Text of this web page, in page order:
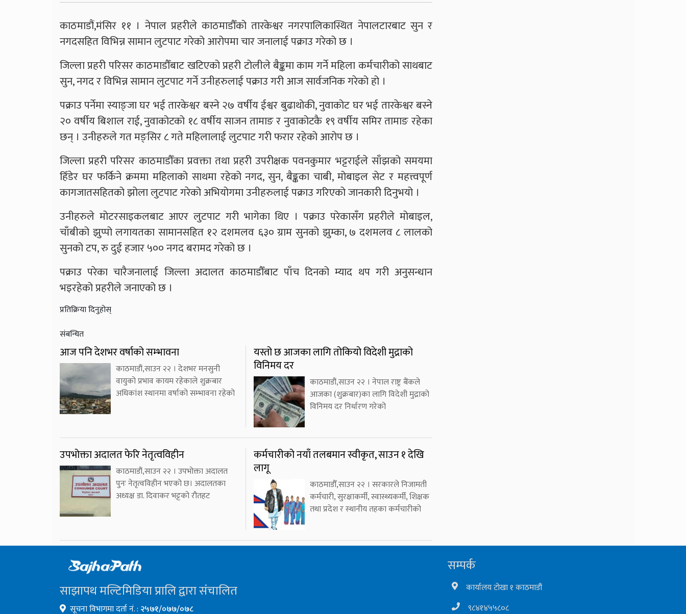
काठमाडौं,मंसिर ११ । नेपाल प्रहरीले काठमाडौँको तारकेश्वर नगरपालिकास्थित नेपालटारबाट सुन र
नगदसहित विभिन्न सामान लुटपाट गरेको आरोपमा चार जनालाई पक्राउ गरेको छ ।
जिल्ला प्रहरी परिसर काठमाडौँबाट खटिएको प्रहरी टोलीले बैङ्कमा काम गर्ने महिला कर्मचारीको साथबाट
सुन, नगद र विभिन्न सामान लुटपाट गर्ने उनीहरुलाई पक्राउ गरी आज सार्वजनिक गरेको हो ।
पक्राउ पर्नेमा स्याङ्जा घर भई तारकेश्वर बस्ने २७ वर्षीय ईश्वर बुढाथोकी, नुवाकोट घर भई तारकेश्वर बस्ने
२० वर्षीय बिशाल राई, नुवाकोटको १८ वर्षीय साजन तामाङ र नुवाकोटकै १९ वर्षीय समिर तामाङ रहेका
छन् । उनीहरुले गत मङ्सिर ८ गते महिलालाई लुटपाट गरी फरार रहेको आरोप छ ।
जिल्ला प्रहरी परिसर काठमाडौँका प्रवक्ता तथा प्रहरी उपरीक्षक पवनकुमार भट्टराईले साँझको समयमा
हिँडेर घर फर्किने क्रममा महिलाको साथमा रहेको नगद, सुन, बैङ्कका चाबी, मोबाइल सेट र महत्त्वपूर्ण
कागजातसहितको झोला लुटपाट गरेको अभियोगमा उनीहरुलाई पक्राउ गरिएको जानकारी दिनुभयो ।
उनीहरुले मोटरसाइकलबाट आएर लुटपाट गरी भागेका थिए । पक्राउ परेकासँग प्रहरीले मोबाइल,
चाँबीको झुप्पो लगायतका सामानसहित १२ दशमलव ६३० ग्राम सुनको झुम्का, ७ दशमलव ८ लालको
सुनको टप, रु दुई हजार ५०० नगद बरामद गरेको छ ।
पक्राउ परेका चारैजनालाई जिल्ला अदालत काठमाडौँबाट पाँच दिनको म्याद थप गरी अनुसन्धान
भइरहेको प्रहरीले जनाएको छ ।
प्रतिक्रिया दिनुहोस्
संबन्धित
आज पनि देशभर वर्षाको सम्भावना
काठमाडौं,साउन २२ । देशभर मनसुनी
वायुको प्रभाव कायम रहेकाले शुक्रबार
अधिकांश स्थानमा वर्षाको सम्भावना रहेको
यस्तो छ आजका लागि तोकियो विदेशी मुद्राको
विनिमय दर
काठमाडौं,साउन २२ । नेपाल राष्ट्र बैंकले
आजका (शुक्रबार)का लागि विदेशी मुद्राको
विनिमय दर निर्धारण गरेको
उपभोक्ता अदालत फेरि नेतृत्वविहीन
काठमाडौं,साउन २२ । उपभोक्ता अदालत
पुनः नेतृत्वविहीन भएको छ। अदालतका
अध्यक्ष डा. दिवाकर भट्टको रौतहट
कर्मचारीको नयाँ तलबमान स्वीकृत, साउन १ देखि
लागू
काठमाडौँ,साउन २२ । सरकारले निजामती
कर्मचारी, सुरक्षाकर्मी, स्वास्थ्यकर्मी, शिक्षक
तथा प्रदेश र स्थानीय तहका कर्मचारीको
साझापथ मल्टिमिडिया प्रालि द्वारा संचालित
सूचना विभागमा दर्ता नं. : २५७१/०७७/०७८
सम्पर्क
कार्यालय टोखा १ काठमाडौं
९८४१४५५८०८